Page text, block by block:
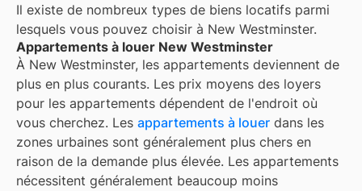
Il existe de nombreux types de biens locatifs parmi
lesquels vous pouvez choisir à New Westminster.
Appartements à louer New Westminster
À New Westminster, les appartements deviennent de
plus en plus courants. Les prix moyens des loyers
pour les appartements dépendent de l'endroit où
vous cherchez. Les appartements à louer dans les
zones urbaines sont généralement plus chers en
raison de la demande plus élevée. Les appartements
nécessitent généralement beaucoup moins